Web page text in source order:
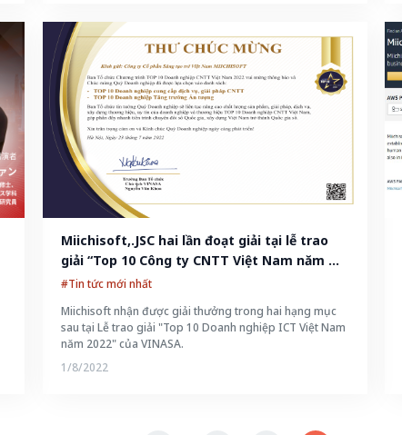
Miichisoft,.JSC hai lần đoạt giải tại lễ trao
giải “Top 10 Công ty CNTT Việt Nam năm
2022” của VINASA
#Tin tức mới nhất
Miichisoft nhận được giải thưởng trong hai hạng mục
sau tại Lễ trao giải "Top 10 Doanh nghiệp ICT Việt Nam
năm 2022" của VINASA.
1/8/2022